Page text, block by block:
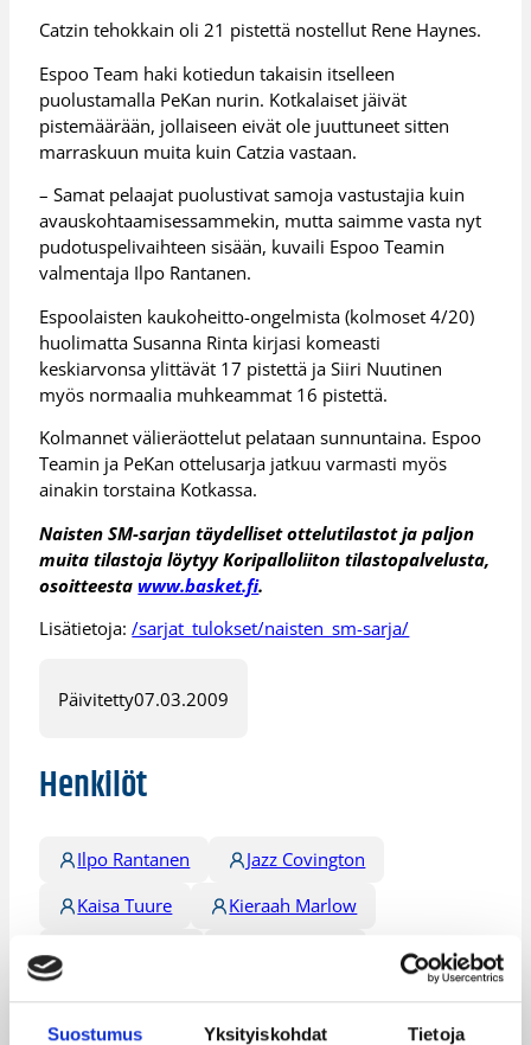
Suostumus Yksityiskohdat Tietoja
Catzin tehokkain oli 21 pistettä nostellut Rene Haynes.
Espoo Team haki kotiedun takaisin itselleen
puolustamalla PeKan nurin. Kotkalaiset jäivät
pistemäärään, jollaiseen eivät ole juuttuneet sitten
marraskuun muita kuin Catzia vastaan.
– Samat pelaajat puolustivat samoja vastustajia kuin
avauskohtaamisessammekin, mutta saimme vasta nyt
pudotuspelivaihteen sisään, kuvaili Espoo Teamin
valmentaja Ilpo Rantanen.
Espoolaisten kaukoheitto-ongelmista (kolmoset 4/20)
huolimatta Susanna Rinta kirjasi komeasti
keskiarvonsa ylittävät 17 pistettä ja Siiri Nuutinen
myös normaalia muhkeammat 16 pistettä.
Kolmannet välieräottelut pelataan sunnuntaina. Espoo
Teamin ja PeKan ottelusarja jatkuu varmasti myös
ainakin torstaina Kotkassa.
Naisten SM-sarjan täydelliset ottelutilastot ja paljon
muita tilastoja löytyy Koripalloliiton tilastopalvelusta,
osoitteesta www.basket.fi.
Lisätietoja:/sarjat_tulokset/naisten_sm-sarja/
Päivitetty07.03.2009
Henkilöt
Ilpo Rantanen
Jazz Covington
Kaisa Tuure
Kieraah Marlow
Siiri Nuutinen
Susanna Rinta